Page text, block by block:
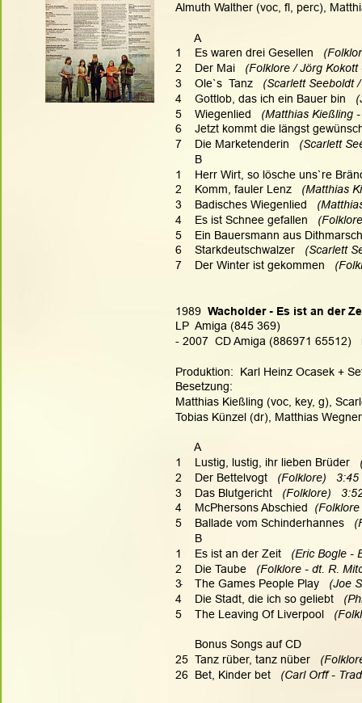
.
Almuth Walther (voc, fl, perc),
      A
1    Es waren drei Gesellen
2    Der Mai (Folklore / Jörg
3    Ole`s  Tanz (Scarlett Seeboldt
4    Gottlob, das ich ein Bauer bin
5    Wiegenlied (Matthias Kießling
6    Jetzt kommt die längst
7    Die Marketenderin (Scarlett
      B
1    Herr Wirt, so lösche uns`re
2    Komm, fauler Lenz (Matthias
3    Badisches Wiegenlied
4    Es ist Schnee gefallen
5    Ein Bauersmann aus
6    Starkdeutschwalzer (Scarlett
7    Der Winter ist gekommen
1989
Wacholder - Es ist an der
LP  Amiga (845 369)
- 2007  CD Amiga (886971 65512)
Produktion:  Karl Heinz Ocasek +
Besetzung:
Matthias Kießling (voc, key, g),
Tobias Künzel (dr), Matthias
      A
1    Lustig, lustig, ihr lieben Brüder
2    Der Bettelvogt (Folklore)   3:45
3    Das Blutgericht (Folklore)
4    McPhersons Abschied
5    Ballade vom Schinderhannes
      B
1    Es ist an der Zeit (Eric Bogle -
2    Die Taube (Folklore - dt. R.
3    The Games People Play
(Joe
4    Die Stadt, die ich so geliebt
5    The Leaving Of Liverpool
Bonus Songs auf CD
25  Tanz rüber, tanz nüber
26  Bet, Kinder bet
(Carl Orff -